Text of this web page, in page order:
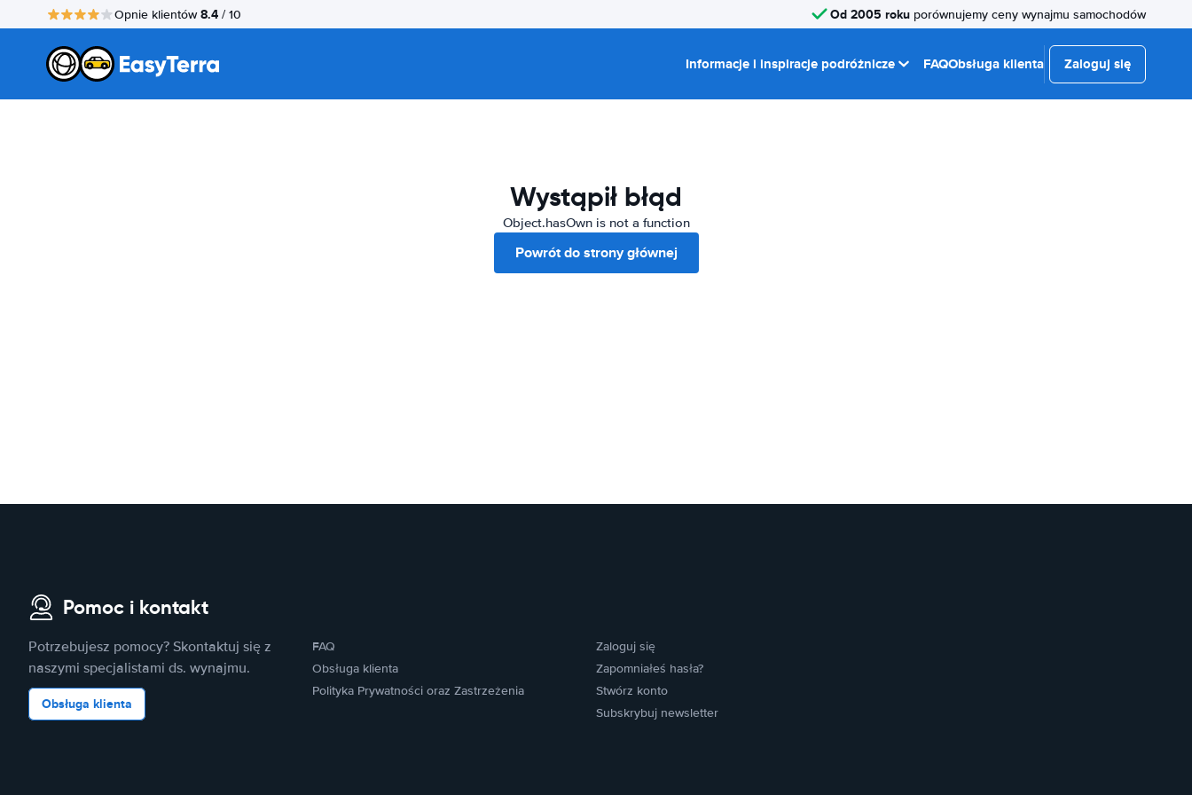
Opnie klientów8.4 / 10 Od 2005 roku porównujemy ceny wynajmu samochodów
Informacje i inspiracje podróżnicze FAQObsługa klienta Zaloguj się
Wystąpił błąd
Object.hasOwn is not a function
Powrót do strony głównej
Pomoc i kontakt
Potrzebujesz pomocy? Skontaktuj się z
naszymi specjalistami ds. wynajmu.
Obsługa klienta
FAQ
Obsługa klienta
Polityka Prywatności oraz Zastrzeżenia
Zaloguj się
Zapomniałeś hasła?
Stwórz konto
Subskrybuj newsletter